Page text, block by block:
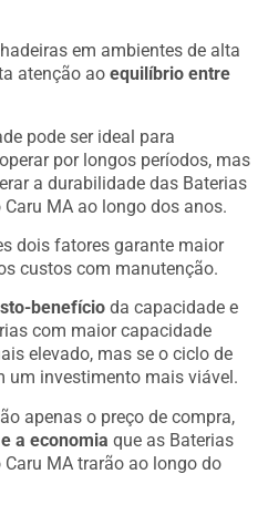
em ambientes de alta
atenção aoequilíbrio entre
pode ser ideal para
por longos períodos, mas
a durabilidade das Baterias
MA ao longo dos anos.
dois fatores garante maior
custos com manutenção.
benefício da capacidade e
com maior capacidade
elevado, mas se o ciclo de
um investimento mais viável.
apenas o preço de compra,
a economia que as Baterias
MA trarão ao longo do